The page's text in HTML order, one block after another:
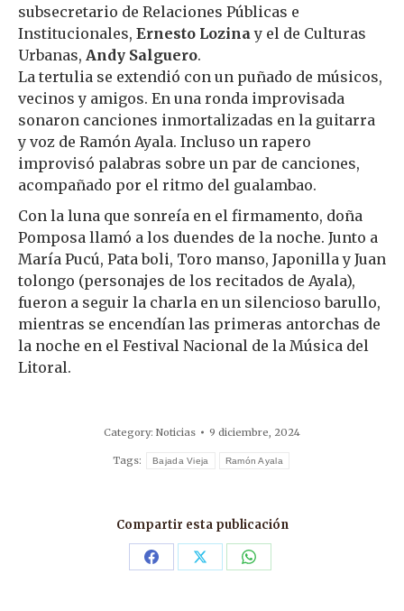
subsecretario de Relaciones Públicas e
Institucionales, Ernesto Lozina y el de Culturas
Urbanas, Andy Salguero.
La tertulia se extendió con un puñado de músicos,
vecinos y amigos. En una ronda improvisada
sonaron canciones inmortalizadas en la guitarra
y voz de Ramón Ayala. Incluso un rapero
improvisó palabras sobre un par de canciones,
acompañado por el ritmo del gualambao.
Con la luna que sonreía en el firmamento, doña
Pomposa llamó a los duendes de la noche. Junto a
María Pucú, Pata boli, Toro manso, Japonilla y Juan
tolongo (personajes de los recitados de Ayala),
fueron a seguir la charla en un silencioso barullo,
mientras se encendían las primeras antorchas de
la noche en el Festival Nacional de la Música del
Litoral.
Category: Noticias 9 diciembre, 2024
Tags: Bajada Vieja Ramón Ayala
Compartir esta publicación
Share Share Share